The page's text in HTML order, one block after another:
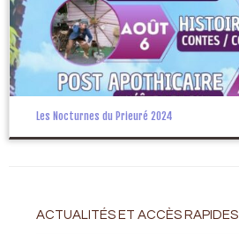
Les Nocturnes du Prieuré 2024
ACTUALITÉS ET ACCÈS RAPIDES